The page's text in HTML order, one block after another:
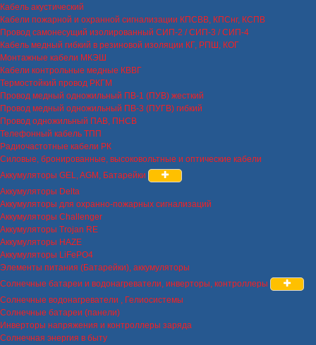
Кабель акустический
Кабели пожарной и охранной сигнализации КПСВВ, КПСнг, КСПВ
Провод самонесущий изолированный СИП-2 / СИП-3 / СИП-4
Кабель медный гибкий в резиновой изоляции КГ, РПШ, КОГ
Монтажные кабели МКЭШ
Кабели контрольные медные КВВГ
Термостойкий провод РКГМ
Провод медный одножильный ПВ-1 (ПУВ) жесткий
Провод медный одножильный ПВ-3 (ПУГВ) гибкий
Провод одножильный ПАВ, ПНСВ
Телефонный кабель ТПП
Радиочастотные кабели РК
Силовые, бронированные, высоковольтные и оптические кабели
Аккумуляторы GEL, AGM, Батарейки
Аккумуляторы Delta
Аккумуляторы для охранно-пожарных сигнализаций
Аккумуляторы Challenger
Аккумуляторы Trojan RE
Аккумуляторы HAZE
Аккумуляторы LiFePO4
Элементы питания (Батарейки), аккумуляторы
Солнечные батареи и водонагреватели, инверторы, контроллеры
Солнечные водонагреватели , Гелиосистемы
Солнечные батареи (панели)
Инверторы напряжения и контроллеры заряда
Солнечная энергия в быту